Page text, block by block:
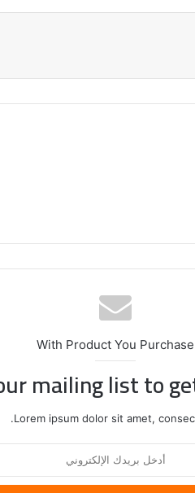
With Product You Purchase
mailing list to
Lorem ipsum dolor sit amet,